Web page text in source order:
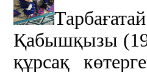
Қабышқызы
құрсақ